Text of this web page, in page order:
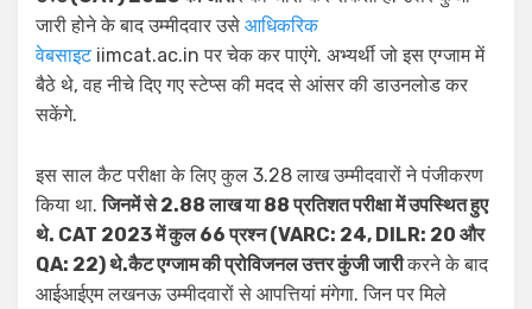
जारी होने के बाद उम्मीदवार उसे आधिकरिक
वेबसाइटiimcat.ac.in पर चेक कर पाएंगे. अभ्यर्थी जो इस एग्जाम में
बैठे थे, वह नीचे दिए गए स्टेप्स की मदद से आंसर की डाउनलोड कर
सकेंगे.
इस साल कैट परीक्षा के लिए कुल 3.28 लाख उम्मीदवारों ने पंजीकरण
किया था.जिनमें से 2.88 लाख या 88 प्रतिशत परीक्षा में उपस्थित हुए
थे. CAT 2023 में कुल 66 प्रश्न (VARC: 24, DILR: 20 और
QA: 22) थे.कैट एग्जाम की प्रोविजनल उत्तर कुंजी जारीकरने के बाद
आईआईएम लखनऊ उम्मीदवारों से आपत्तियां मंगेगा. जिन पर मिले